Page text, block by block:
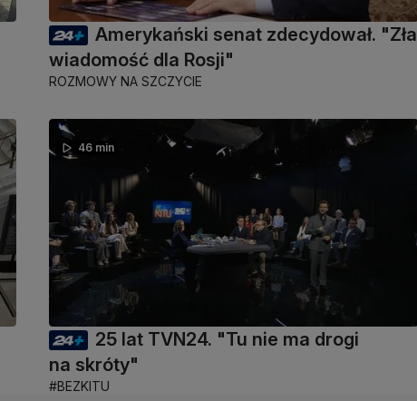
Amerykański senat zdecydował. "Zła
wiadomość dla Rosji"
ROZMOWY NA SZCZYCIE
46 min
25 lat TVN24. "Tu nie ma drogi
na skróty"
#BEZKITU